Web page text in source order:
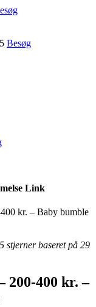
Besøg
Link
kr. – Baby bumble
stjerner baseret på 29
200-400 kr. –